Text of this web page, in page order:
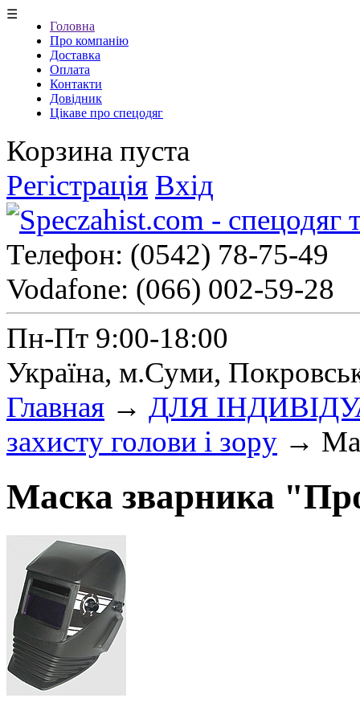
☰
Головна
Про компанію
Доставка
Оплата
Контакти
Довідник
Цікаве про спецодяг
Корзина пуста
Регістрація Вхід
Телефон: (0542) 78-75-49
Vodafone: (066) 002-59-28
Пн-Пт 9:00-18:00
Україна, м.Суми,
Главная → ДЛЯ
захисту голови і зору →
Маска зварника